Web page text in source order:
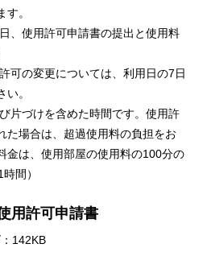
。
、使用許可申請書の提出と使用料
可の変更については、利用日の7日
。
片づけを含めた時間です。使用許
た場合は、超過使用料の負担をお
金は、使用部屋の使用料の100分の
間）
用許可申請書
142KB